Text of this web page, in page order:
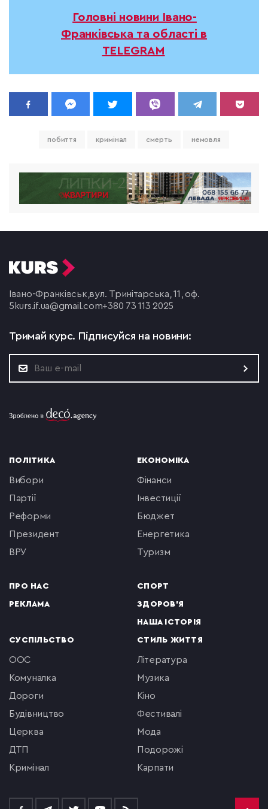
Головні новини Івано-
Франківська та області в
TELEGRAM
побиття кримінал смерть немовля
Івано-Франківськ,вул. Тринітарська, 11, оф.
5 kurs.if.ua@gmail.com+380 73 113 2025
Тримай курс. Підписуйся на новини:
ПОЛІТИКА
вибори
партії
реформи
президент
ВРУ
ПРО НАС
РЕКЛАМА
ЕКОНОМІКА
фінанси
інвестиції
бюджет
енергетика
туризм
СПОРТ
ЗДОРОВ'Я
НАША ІСТОРІЯ
СУСПІЛЬСТВО
ООС
комуналка
Дороги
будівництво
церква
ДТП
кримінал
СТИЛЬ ЖИТТЯ
література
музика
кіно
фестивалі
мода
подорожі
Карпати